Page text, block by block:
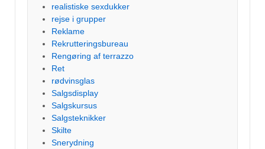
realistiske sexdukker
rejse i grupper
Reklame
Rekrutteringsbureau
Rengøring af terrazzo
Ret
rødvinsglas
Salgsdisplay
Salgskursus
Salgsteknikker
Skilte
Snerydning